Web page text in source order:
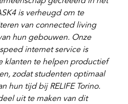
is verheugd om te
van connected living
hun gebouwen. Onze
internet service is
klanten te helpen productief
zodat studenten optimaal
hun tijd bij RELIFE Torino.
uit te maken van dit